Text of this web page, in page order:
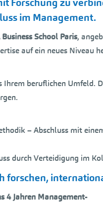
im Management.
Business School Paris,
auf ein neues Niveau
beruflichen Umfeld.
– Abschluss mit
durch Verteidigung im
forschen,
4 Jahren Management-